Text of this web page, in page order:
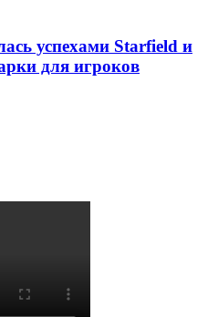
успехами Starfield и
для игроков